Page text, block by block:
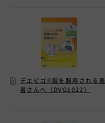
デエビゴ®錠を服用される患
者さんへ（DVG1022）